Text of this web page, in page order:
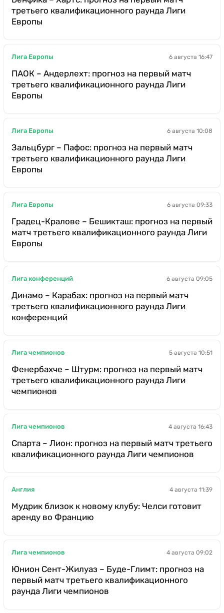
третьего квалификационного раунда Лиги
Европы
Лига Европы 6 августа 16:47
ПАОК – Андерлехт: прогноз на первый матч
третьего квалификационного раунда Лиги
Европы
Лига Европы 6 августа 10:08
Зальцбург – Пафос: прогноз на первый матч
третьего квалификационного раунда Лиги
Европы
Лига Европы 6 августа 09:33
Градец-Кралове – Бешикташ: прогноз на первый
матч третьего квалификационного раунда Лиги
Европы
Лига конференций 6 августа 09:05
Динамо – Карабах: прогноз на первый матч
третьего квалификационного раунда Лиги
конференций
Лига чемпионов 5 августа 10:51
Фенербахче – Штурм: прогноз на первый матч
третьего квалификационного раунда Лиги
чемпионов
Лига чемпионов 4 августа 16:43
Спарта – Лион: прогноз на первый матч третьего
квалификационного раунда Лиги чемпионов
Англия 4 августа 11:39
Мудрик близок к новому клубу: Челси готовит
аренду во Францию
Лига чемпионов 4 августа 09:02
Юнион Сент-Жилуаз – Буде-Глимт: прогноз на
первый матч третьего квалификационного
раунда Лиги чемпионов